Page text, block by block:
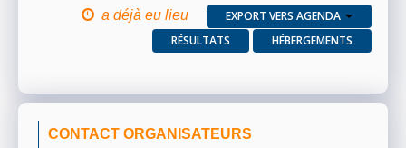
a déjà eu lieu
EXPORT VERS AGENDA
RÉSULTATS
HÉBERGEMENTS
CONTACT ORGANISATEURS